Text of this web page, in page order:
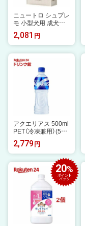
ニュートロ シュプレ
モ 小型犬用 成犬用
1kg ドッグフード(1
kg)【d_nutro】【シュ
プレモ(Supremo)】
[ドッグフード]
2,081 円
アクエリアス 500ml
PET（冷凍兼用）(500
ml×24本入)【アクエ
リアス(AQUARIU
S)】[スポーツドリン
ク]
2,779 円
20%
ポイント
バック